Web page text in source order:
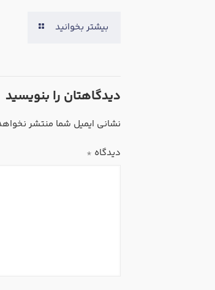
بیشتر بخوانید
دیدگاهتان را بنویسید
نشانی ایمیل شما منتشر
دیدگاه *